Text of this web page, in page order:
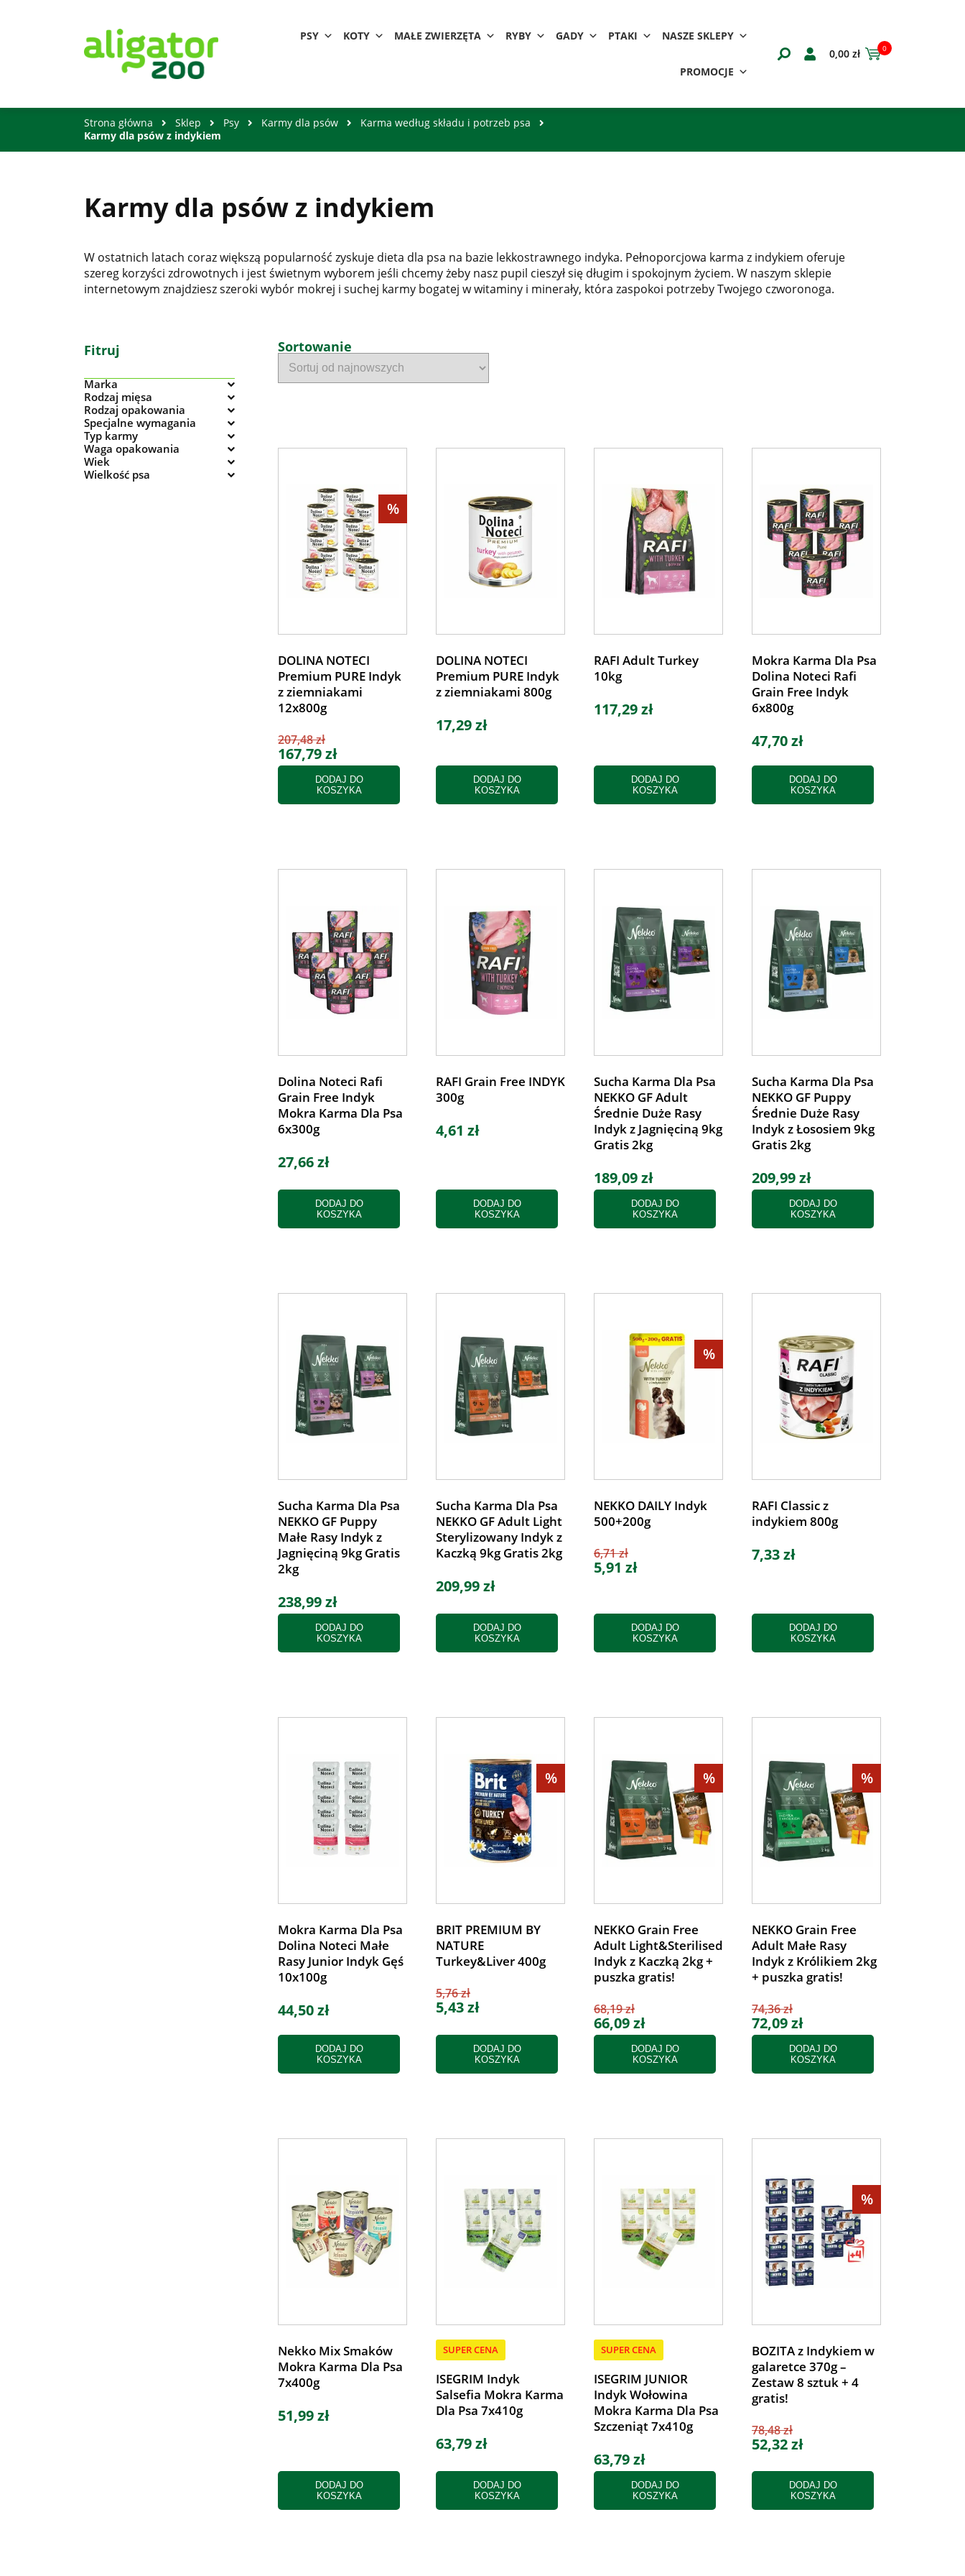
PSY KOTY MAŁE ZWIERZĘTA RYBY GADY PTAKI NASZE SKLEPY
PROMOCJE
0,00 zł 0
Strona główna Sklep Psy Karmy dla psów
Karma według składu i potrzeb psa
Karmy dla psów z indykiem
Karmy dla psów z indykiem
W ostatnich latach coraz większą popularność zyskuje dieta dla psa na bazie lekkostrawnego indyka. Pełnoporcjowa karma z indykiem oferuje
szereg korzyści zdrowotnych i jest świetnym wyborem jeśli chcemy żeby nasz pupil cieszył się długim i spokojnym życiem. W naszym sklepie
internetowym znajdziesz szeroki wybór mokrej i suchej karmy bogatej w witaminy i minerały, która zaspokoi potrzeby Twojego czworonoga.
Fitruj
Marka
Rodzaj mięsa
Rodzaj opakowania
Specjalne wymagania
Typ karmy
Waga opakowania
Wiek
Wielkość psa
Sortowanie
%
DOLINA NOTECI
Premium PURE Indyk
z ziemniakami
12x800g
207,48 zł
167,79 zł
DODAJ DO
KOSZYKA
DOLINA NOTECI
Premium PURE Indyk
z ziemniakami 800g
17,29 zł
DODAJ DO
KOSZYKA
RAFI Adult Turkey
10kg
117,29 zł
DODAJ DO
KOSZYKA
Mokra Karma Dla Psa
Dolina Noteci Rafi
Grain Free Indyk
6x800g
47,70 zł
DODAJ DO
KOSZYKA
Dolina Noteci Rafi
Grain Free Indyk
Mokra Karma Dla Psa
6x300g
27,66 zł
DODAJ DO
KOSZYKA
RAFI Grain Free INDYK
300g
4,61 zł
DODAJ DO
KOSZYKA
Sucha Karma Dla Psa
NEKKO GF Adult
Średnie Duże Rasy
Indyk z Jagnięciną 9kg
Gratis 2kg
189,09 zł
DODAJ DO
KOSZYKA
Sucha Karma Dla Psa
NEKKO GF Puppy
Średnie Duże Rasy
Indyk z Łososiem 9kg
Gratis 2kg
209,99 zł
DODAJ DO
KOSZYKA
Sucha Karma Dla Psa
NEKKO GF Puppy
Małe Rasy Indyk z
Jagnięciną 9kg Gratis
2kg
238,99 zł
DODAJ DO
KOSZYKA
Sucha Karma Dla Psa
NEKKO GF Adult Light
Sterylizowany Indyk z
Kaczką 9kg Gratis 2kg
209,99 zł
DODAJ DO
KOSZYKA
%
NEKKO DAILY Indyk
500+200g
6,71 zł
5,91 zł
DODAJ DO
KOSZYKA
RAFI Classic z
indykiem 800g
7,33 zł
DODAJ DO
KOSZYKA
Mokra Karma Dla Psa
Dolina Noteci Małe
Rasy Junior Indyk Gęś
10x100g
44,50 zł
DODAJ DO
KOSZYKA
%
BRIT PREMIUM BY
NATURE
Turkey&Liver 400g
5,76 zł
5,43 zł
DODAJ DO
KOSZYKA
%
NEKKO Grain Free
Adult Light&Sterilised
Indyk z Kaczką 2kg +
puszka gratis!
68,19 zł
66,09 zł
DODAJ DO
KOSZYKA
%
NEKKO Grain Free
Adult Małe Rasy
Indyk z Królikiem 2kg
+ puszka gratis!
74,36 zł
72,09 zł
DODAJ DO
KOSZYKA
Nekko Mix Smaków
Mokra Karma Dla Psa
7x400g
51,99 zł
DODAJ DO
KOSZYKA
SUPER CENA
ISEGRIM Indyk
Salsefia Mokra Karma
Dla Psa 7x410g
63,79 zł
DODAJ DO
KOSZYKA
SUPER CENA
ISEGRIM JUNIOR
Indyk Wołowina
Mokra Karma Dla Psa
Szczeniąt 7x410g
63,79 zł
DODAJ DO
KOSZYKA
%
BOZITA z Indykiem w
galaretce 370g –
Zestaw 8 sztuk + 4
gratis!
78,48 zł
52,32 zł
DODAJ DO
KOSZYKA